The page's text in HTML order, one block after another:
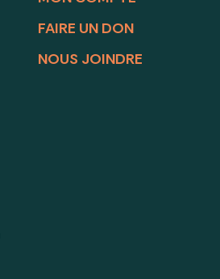
FAIRE UN DON
NOUS JOINDRE